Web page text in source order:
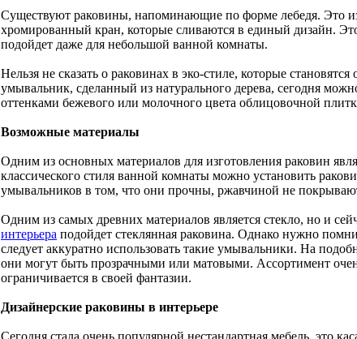
Существуют раковины, напоминающие по форме лебедя. Это
хромированный кран, которые сливаются в единый дизайн.
подойдет даже для небольшой ванной комнаты.
Нельзя не сказать о раковинах в эко-стиле, которые
умывальник, сделанный из натурального дерева, сегодня
оттенками бежевого или молочного цвета облицовочной
Возможные материалы
Одним из основных материалов для изготовления раковин
классического стиля ванной комнаты можно установить
умывальников в том, что они прочны, ржавчиной не
Одним из самых древних материалов является стекло, но и
интерьера подойдет стеклянная раковина. Однако нужно
следует аккуратно использовать такие умывальники. На
они могут быть прозрачными или матовыми. Ассортимент
ограничивается в своей фантазии.
Дизайнерские раковины в интерьере
Сегодня стала очень популярной нестандартная мебель, это